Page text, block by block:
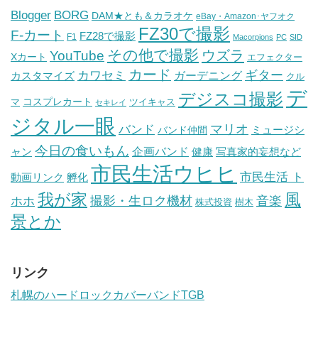
Blogger BORG DAM★とも＆カラオケ eBay・Amazon･ヤフオク
F-カート F1 FZ28で撮影 FZ30で撮影 Macorpions PC SID
Xカート YouTube その他で撮影 ウズラ エフェクター
カスタマイズ カワセミ カード ガーデニング ギター クル
マ コスプレカート セキレイ ツイキャス デジスコ撮影 デ
ジタル一眼 バンド バンド仲間 マリオ ミュージシ
ャン 今日の食いもん 企画バンド 健康 写真家的妄想など
動画リンク 孵化 市民生活ウヒヒ 市民生活 ト
ホホ 我が家 撮影・生ロク機材 株式投資 樹木 音楽 風
景とか
リンク
札幌のハードロックカバーバンドTGB